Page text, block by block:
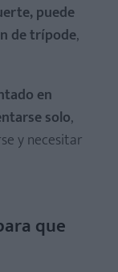
puede
de trípode,
en
solo,
y necesitar
que